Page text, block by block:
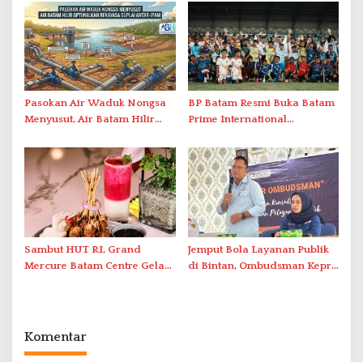
2026
Penanganan Stroke
Berstandar Internasional
Pasokan Air Waduk Nongsa
Menyusut, Air Batam Hilir
Antar-IPAM
BP Batam Resmi Buka Batam
Prime International
2026 di Stadion Temenggung
Abdul Jamal
Sambut HUT RI, Grand
Mercure Batam Centre Gelar
Jemput Bola Layanan Publik
di Bintan, Ombudsman Kepri
Komentar